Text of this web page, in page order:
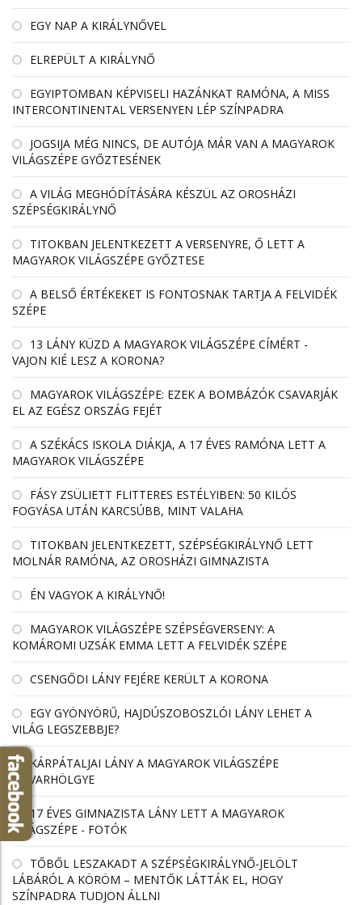
EGY NAP A KIRÁLYNŐVEL
ELREPÜLT A KIRÁLYNŐ
EGYIPTOMBAN KÉPVISELI HAZÁNKAT RAMÓNA, A MISS
INTERCONTINENTAL VERSENYEN LÉP SZÍNPADRA
JOGSIJA MÉG NINCS, DE AUTÓJA MÁR VAN A MAGYAROK
VILÁGSZÉPE GYŐZTESÉNEK
A VILÁG MEGHÓDÍTÁSÁRA KÉSZÜL AZ OROSHÁZI
SZÉPSÉGKIRÁLYNŐ
TITOKBAN JELENTKEZETT A VERSENYRE, Ő LETT A
MAGYAROK VILÁGSZÉPE GYŐZTESE
A BELSŐ ÉRTÉKEKET IS FONTOSNAK TARTJA A FELVIDÉK
SZÉPE
13 LÁNY KÜZD A MAGYAROK VILÁGSZÉPE CÍMÉRT -
VAJON KIÉ LESZ A KORONA?
MAGYAROK VILÁGSZÉPE: EZEK A BOMBÁZÓK CSAVARJÁK
EL AZ EGÉSZ ORSZÁG FEJÉT
A SZÉKÁCS ISKOLA DIÁKJA, A 17 ÉVES RAMÓNA LETT A
MAGYAROK VILÁGSZÉPE
FÁSY ZSÜLIETT FLITTERES ESTÉLYIBEN: 50 KILÓS
FOGYÁSA UTÁN KARCSÚBB, MINT VALAHA
TITOKBAN JELENTKEZETT, SZÉPSÉGKIRÁLYNŐ LETT
MOLNÁR RAMÓNA, AZ OROSHÁZI GIMNAZISTA
ÉN VAGYOK A KIRÁLYNŐ!
MAGYAROK VILÁGSZÉPE SZÉPSÉGVERSENY: A
KOMÁROMI UZSÁK EMMA LETT A FELVIDÉK SZÉPE
CSENGŐDI LÁNY FEJÉRE KERÜLT A KORONA
EGY GYÖNYÖRŰ, HAJDÚSZOBOSZLÓI LÁNY LEHET A
VILÁG LEGSZEBBJE?
KÁRPÁTALJAI LÁNY A MAGYAROK VILÁGSZÉPE
UDVARHÖLGYE
17 ÉVES GIMNAZISTA LÁNY LETT A MAGYAROK
VILÁGSZÉPE - FOTÓK
TŐBŐL LESZAKADT A SZÉPSÉGKIRÁLYNŐ-JELÖLT
LÁBÁRÓL A KÖRÖM – MENTŐK LÁTTÁK EL, HOGY
SZÍNPADRA TUDJON ÁLLNI